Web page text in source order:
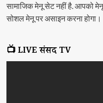
सामाजिक मेनू सेट नहीं है. आपको
सोशल मेनू पर असाइन करना होगा।
📺 LIVE संसद TV